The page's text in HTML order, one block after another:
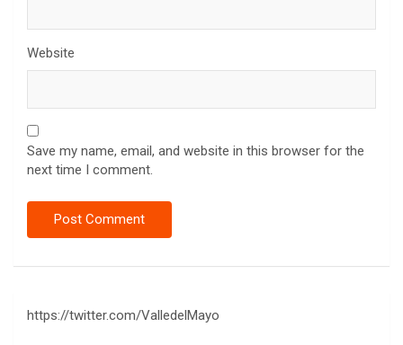
Website
Save my name, email, and website in this browser for the
next time I comment.
https://twitter.com/ValledelMayo